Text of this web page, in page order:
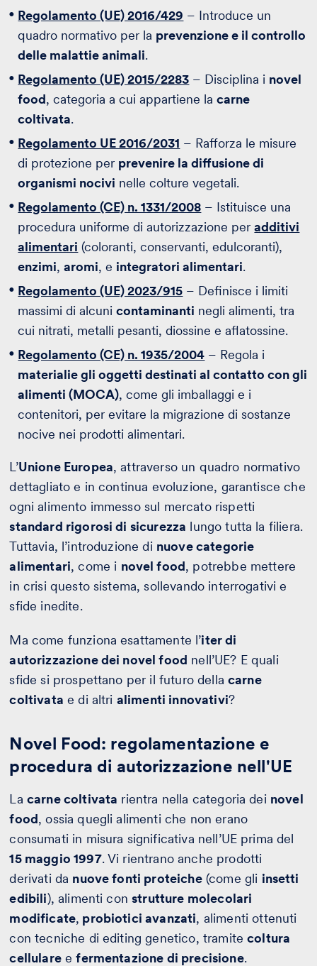
Regolamento (UE) 2016/429 – Introduce un
quadro normativo per la prevenzione e il controllo
delle malattie animali.
Regolamento (UE) 2015/2283 – Disciplina i novel
food, categoria a cui appartiene lacarne
coltivata.
Regolamento UE 2016/2031 – Rafforza le misure
di protezione per prevenire la diffusione di
organismi nocivi nelle colture vegetali.
Regolamento (CE) n. 1331/2008 – Istituisce una
procedura uniforme di autorizzazione peradditivi
alimentari (coloranti, conservanti, edulcoranti),
enzimi,aromi, e integratori alimentari.
Regolamento (UE) 2023/915 – Definisce i limiti
massimi di alcunicontaminanti negli alimenti, tra
cui nitrati, metalli pesanti, diossine e aflatossine.
Regolamento (CE) n. 1935/2004 – Regola i
materialie gli oggetti destinati al contatto con gli
alimenti (MOCA), come gli imballaggi e i
contenitori, per evitare la migrazione di sostanze
nocive nei prodotti alimentari.
L’Unione Europea, attraverso un quadro normativo
dettagliato e in continua evoluzione, garantisce che
ogni alimento immesso sul mercato rispetti
standard rigorosi di sicurezza lungo tutta la filiera.
Tuttavia, l’introduzione di nuove categorie
alimentari, come i novel food, potrebbe mettere
in crisi questo sistema, sollevando interrogativi e
sfide inedite.
Ma come funziona esattamente l’iter di
autorizzazione dei novel food nell’UE? E quali
sfide si prospettano per il futuro della carne
coltivata e di altri alimenti innovativi?
Novel Food: regolamentazione e
procedura di autorizzazione nell'UE
La carne coltivata rientra nella categoria dei novel
food, ossia quegli alimenti che non erano
consumati in misura significativa nell’UE prima del
15 maggio 1997. Vi rientrano anche prodotti
derivati da nuove fonti proteiche(come gli insetti
edibili), alimenti construtture molecolari
modificate, probiotici avanzati, alimenti ottenuti
con tecniche di editing genetico, tramitecoltura
cellulareefermentazione di precisione.